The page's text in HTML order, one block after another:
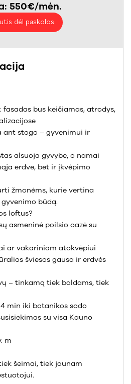
550€/mėn.
dėl paskolos
bus keičiamas, atrodys,
ant stogo – gyvenimui ir
alsuoja gyvybe, o namai
erdve, bet ir įkvėpimo
žmonėms, kurie vertina
būdą.
loftus?
asmeninė poilsio oazė su
ar vakariniam atokvėpiui
šviesos gausa ir erdvės
– tinkamą tiek baldams, tiek
min iki botanikos sodo
su visa Kauno
m
šeimai, tiek jaunam